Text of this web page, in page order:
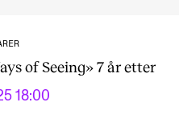
of Seeing» 7 år etter
18:00